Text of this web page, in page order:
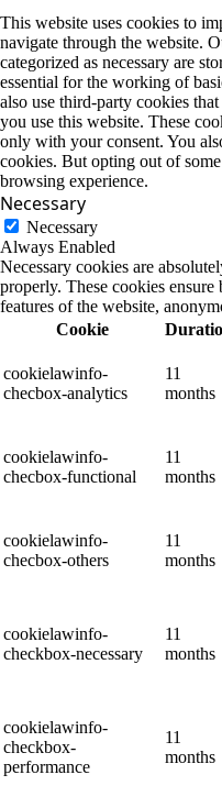
This website uses cookies to
navigate through the website.
categorized as necessary are
essential for the working of
also use third-party cookies
you use this website. These
only with your consent. You
cookies. But opting out of
browsing experience.
Necessary
Necessary
Always Enabled
Necessary cookies are
properly. These cookies
features of the website,
Cookie
cookielawinfo-
checbox-analytics
11
months
cookielawinfo-
checbox-functional
11
months
cookielawinfo-
checbox-others
11
months
cookielawinfo-
checkbox-necessary
11
months
cookielawinfo-
checkbox-
performance
11
months